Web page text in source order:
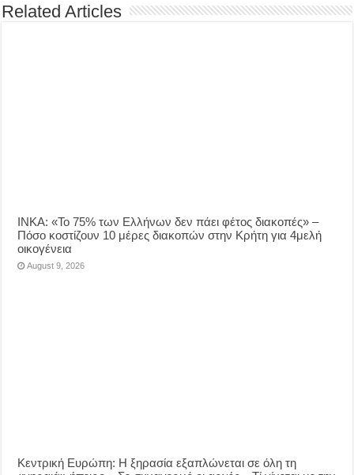
Related Articles
ΙΝΚΑ: «Το 75% των Ελλήνων δεν πάει φέτος διακοπές» –
Πόσο κοστίζουν 10 μέρες διακοπών στην Κρήτη για 4μελή
οικογένεια
August 9, 2026
Κεντρική Ευρώπη: Η ξηρασία εξαπλώνεται σε όλη τη